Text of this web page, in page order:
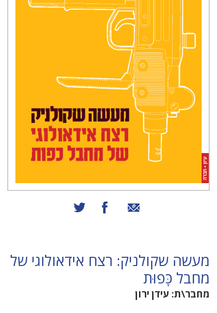
שיתוף באמצעות אימייל
שיתוף בפייסבוק
מעשה שקולניק: רצח אידאולוגי של
מחבל כָּפוּת
מחבר\ת: עידן ירון